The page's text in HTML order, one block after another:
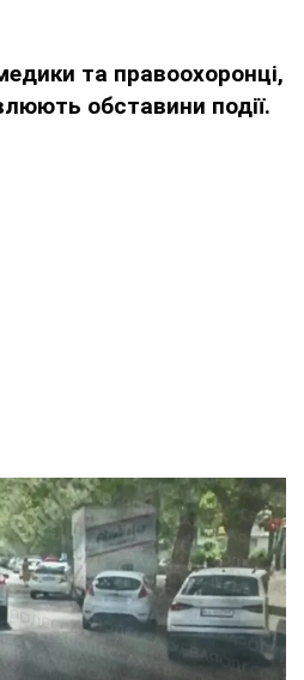
та правоохоронці,
обставини події.